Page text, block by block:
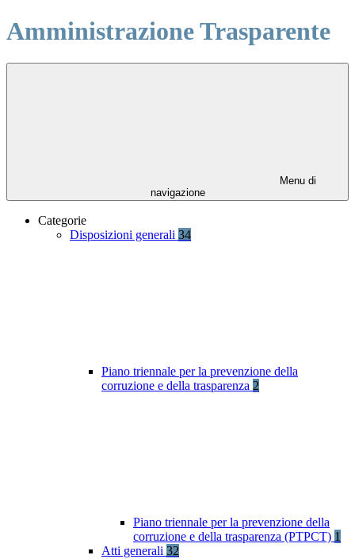
Amministrazione Trasparente
Menu di
navigazione
Categorie
Disposizioni generali 34
Piano triennale per la prevenzione della
corruzione e della trasparenza 2
Piano triennale per la prevenzione della
corruzione e della trasparenza (PTPCT) 1
Atti generali 32